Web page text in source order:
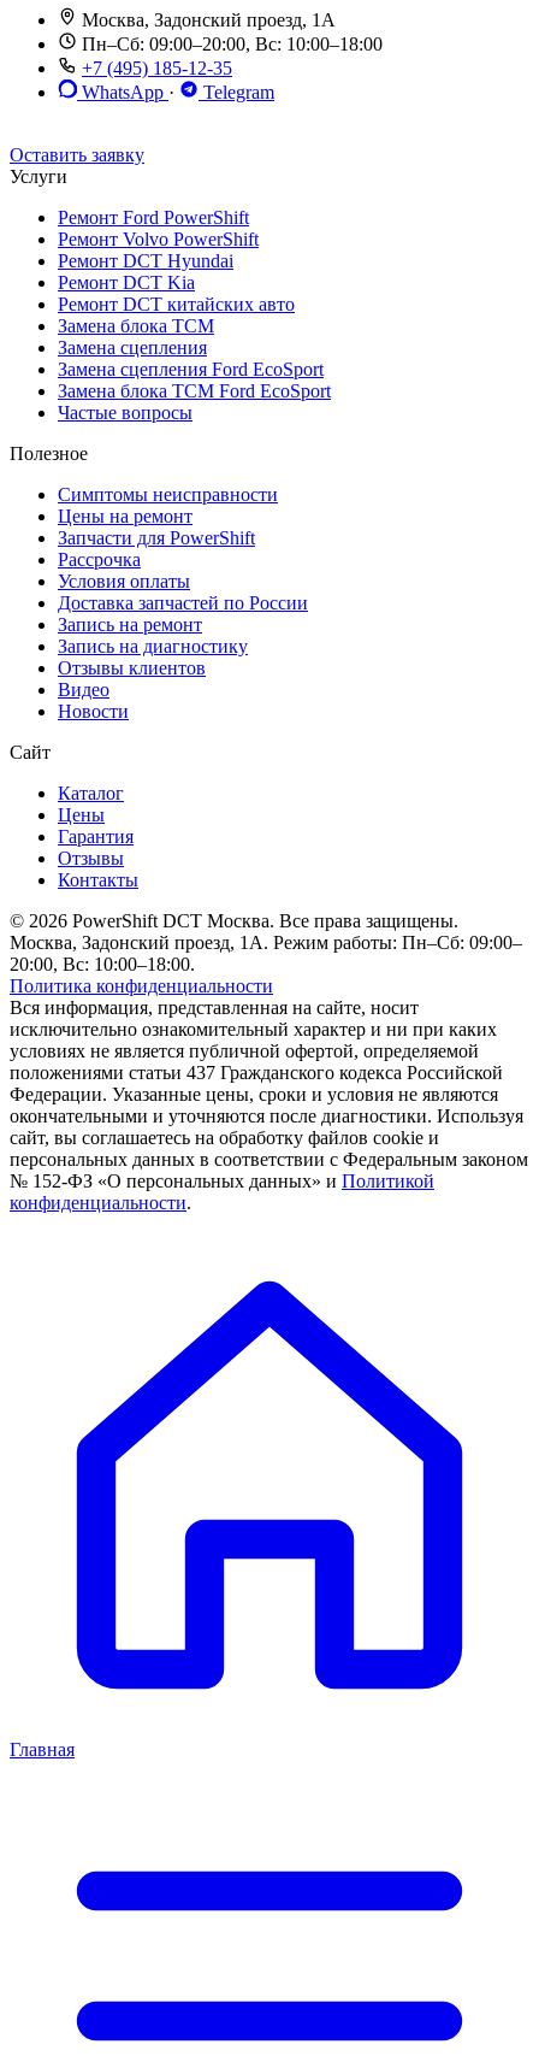
Москва, Задонский проезд, 1А
Пн–Сб: 09:00–20:00, Вс: 10:00–18:00
+7 (495) 185-12-35
WhatsApp ·
Telegram
Оставить заявку
Услуги
Ремонт Ford PowerShift
Ремонт Volvo PowerShift
Ремонт DCT Hyundai
Ремонт DCT Kia
Ремонт DCT китайских авто
Замена блока TCM
Замена сцепления
Замена сцепления Ford EcoSport
Замена блока TCM Ford EcoSport
Частые вопросы
Полезное
Симптомы неисправности
Цены на ремонт
Запчасти для PowerShift
Рассрочка
Условия оплаты
Доставка запчастей по России
Запись на ремонт
Запись на диагностику
Отзывы клиентов
Видео
Новости
Сайт
Каталог
Цены
Гарантия
Отзывы
Контакты
© 2026 PowerShift DCT Москва. Все права защищены.
Москва, Задонский проезд, 1А. Режим работы: Пн–Сб: 09:00–
20:00, Вс: 10:00–18:00.
Политика конфиденциальности
Вся информация, представленная на сайте, носит
исключительно ознакомительный характер и ни при каких
условиях не является публичной офертой, определяемой
положениями статьи 437 Гражданского кодекса Российской
Федерации. Указанные цены, сроки и условия не являются
окончательными и уточняются после диагностики. Используя
сайт, вы соглашаетесь на обработку файлов cookie и
персональных данных в соответствии с Федеральным законом
№ 152-ФЗ «О персональных данных» и Политикой
конфиденциальности.
Главная